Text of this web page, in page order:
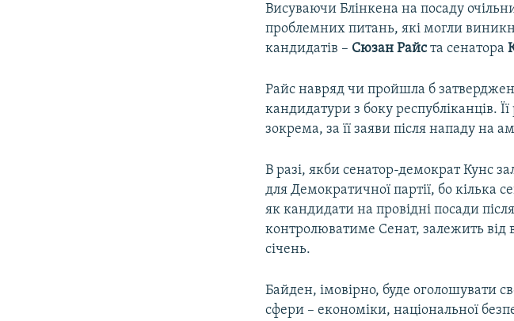
Висуваючи Блінкена на посаду
проблемних питань, які могли
кандидатів – Сюзан Райста сенатора
Райс навряд чи пройшла б
кандидатури з боку республіканців.
зокрема, за її заяви після нападу на
В разі, якби сенатор-демократ Кунс
для Демократичної партії, бо кілька
як кандидати на провідні посади
контролюватиме Сенат, залежить
січень.
Байден, імовірно, буде оголошувати
сфери – економіки, національної